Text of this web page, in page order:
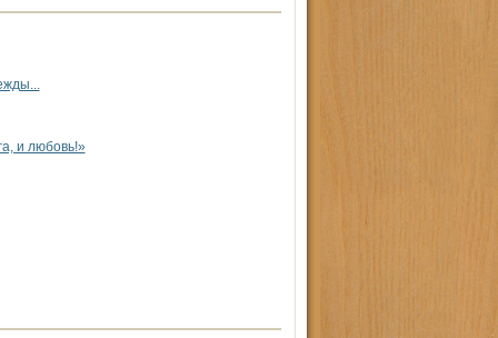
и любовь!»